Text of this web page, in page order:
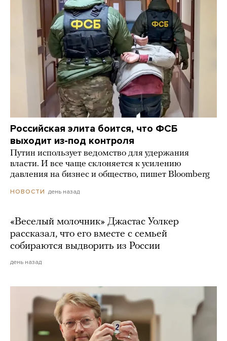
Российская элита боится, что ФСБ
выходит из-под контроля
Путин использует ведомство для удержания
власти. И все чаще склоняется к усилению
давления на бизнес и общество, пишет Bloomberg
НОВОСТИ день назад
«Веселый молочник» Джастас Уолкер
рассказал, что его вместе с семьей
собираются выдворить из России
день назад